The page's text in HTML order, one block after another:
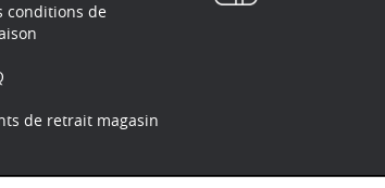
conditions de
de retrait magasin